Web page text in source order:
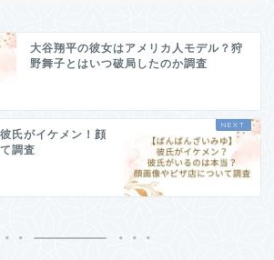
大谷翔平の彼女はアメリカ人モデル？狩
野舞子とはいつ破局したのか調査
氏がイケメン！顔
調査